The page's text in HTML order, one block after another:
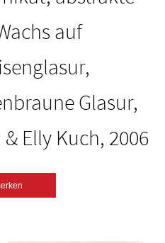
auf
Glasur,
Elly Kuch, 2006